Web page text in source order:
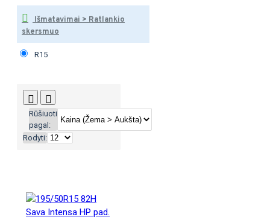
Išmatavimai > Ratlankio
skersmuo
R15
Rūšiuoti
pagal:
Rodyti: